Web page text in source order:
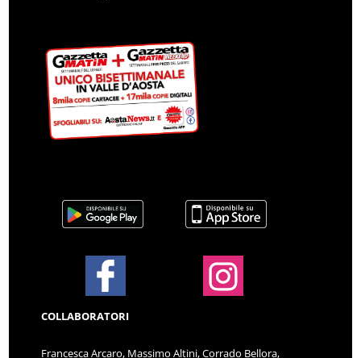
COLLABORATORI
Francesca Arcaro, Massimo Altini, Corrado Bellora,